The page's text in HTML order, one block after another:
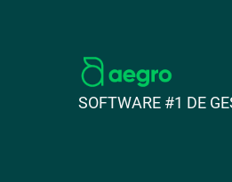
SOFTWARE #1 DE